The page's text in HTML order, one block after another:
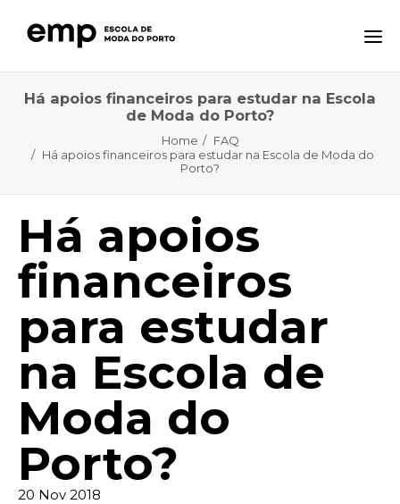
A ESCOLA
CTE – CENTRO TECNOLÓGICO ESPECIALIZADO
CONTACTOS
Há apoios financeiros para estudar na Escola
de Moda do Porto?
Home
FAQ
Há apoios financeiros para estudar na Escola de Moda do
Porto?
Há apoios
financeiros
para estudar
na Escola de
Moda do
Porto?
20 Nov 2018